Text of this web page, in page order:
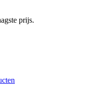
prijs.